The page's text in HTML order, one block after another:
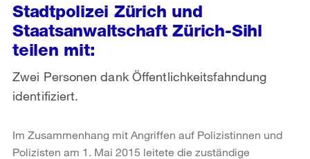
Stadtpolizei Zürich und
Staatsanwaltschaft Zürich-Sihl
teilen mit:
Zwei Personen dank Öffentlichkeitsfahndung
identifiziert.
Im Zusammenhang mit Angriffen auf Polizistinnen und
Polizisten am 1. Mai 2015 leitete die zuständige